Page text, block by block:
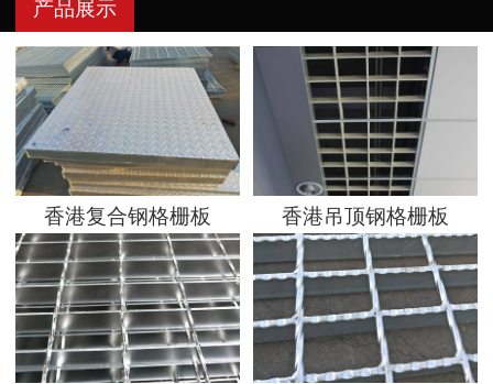
联系我们
地区分站
产品展示
香港复合钢格栅板 香港吊顶钢格栅板